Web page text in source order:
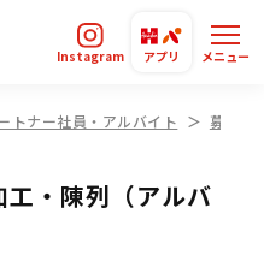
Instagram アプリ メニュー
トナー社員・アルバイト 募集要
・陳列（アルバ